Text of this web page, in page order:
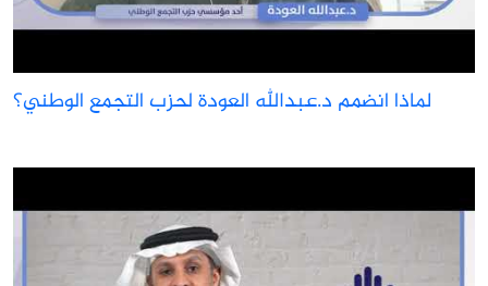
لماذا انضمم د.عبدالله العودة لحزب التجمع الوطني؟